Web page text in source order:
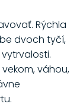
Rýchla
dvoch tyčí,
váhou,